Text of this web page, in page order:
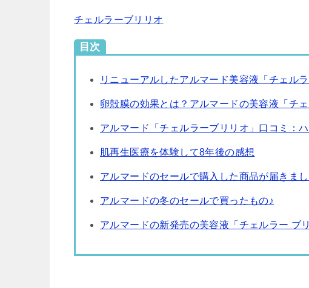
チェルラーブリリオ
目次
リニューアルしたアルマード美容液「チェル
卵殻膜の効果とは？アルマードの美容液「チ
アルマード「チェルラーブリリオ」口コミ：
肌再生医療を体験して8年後の感想
アルマードのセールで購入した商品が届きま
アルマードの冬のセールで買ったもの♪
アルマードの新発売の美容液「チェルラー ブ